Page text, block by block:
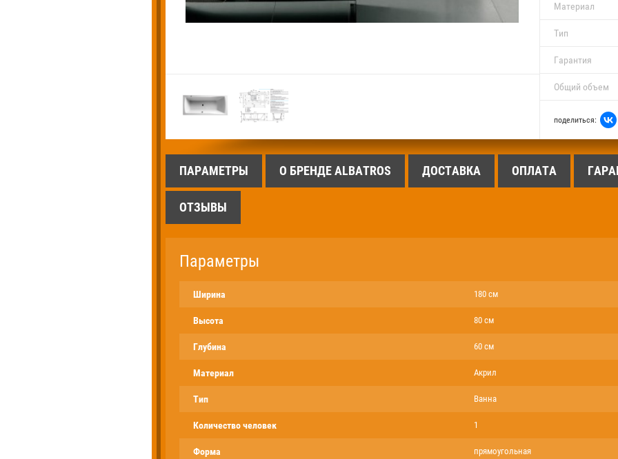
Материал
Тип
Гарантия
Общий объем
поделиться:
ПАРАМЕТРЫ О БРЕНДЕ ALBATROS ДОСТАВКА ОПЛАТА
ОТЗЫВЫ
Параметры
Ширина 180 см
Высота 80 см
Глубина 60 см
Материал Акрил
Тип Ванна
Количество человек 1
Форма прямоугольная